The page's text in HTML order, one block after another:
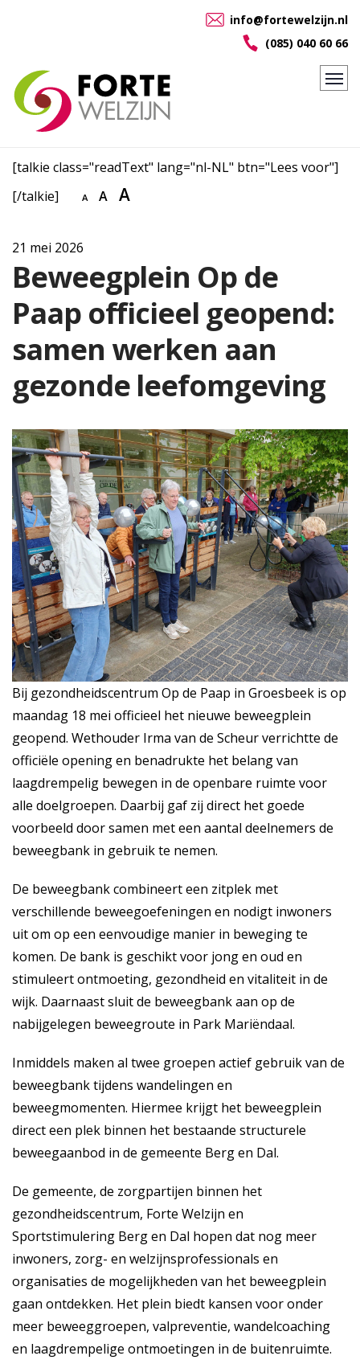
info@fortewelzijn.nl
(085) 040 60 66
[talkie class="readText" lang="nl-NL" btn="Lees voor"]
[/talkie]
A A A
21 mei 2026
Beweegplein Op de
Paap officieel geopend:
samen werken aan
gezonde leefomgeving
Bij gezondheidscentrum Op de Paap in Groesbeek is op
maandag 18 mei officieel het nieuwe beweegplein
geopend. Wethouder Irma van de Scheur verrichtte de
officiële opening en benadrukte het belang van
laagdrempelig bewegen in de openbare ruimte voor
alle doelgroepen. Daarbij gaf zij direct het goede
voorbeeld door samen met een aantal deelnemers de
beweegbank in gebruik te nemen.
De beweegbank combineert een zitplek met
verschillende beweegoefeningen en nodigt inwoners
uit om op een eenvoudige manier in beweging te
komen. De bank is geschikt voor jong en oud en
stimuleert ontmoeting, gezondheid en vitaliteit in de
wijk. Daarnaast sluit de beweegbank aan op de
nabijgelegen beweegroute in Park Mariëndaal.
Inmiddels maken al twee groepen actief gebruik van de
beweegbank tijdens wandelingen en
beweegmomenten. Hiermee krijgt het beweegplein
direct een plek binnen het bestaande structurele
beweegaanbod in de gemeente Berg en Dal.
De gemeente, de zorgpartijen binnen het
gezondheidscentrum, Forte Welzijn en
Sportstimulering Berg en Dal hopen dat nog meer
inwoners, zorg- en welzijnsprofessionals en
organisaties de mogelijkheden van het beweegplein
gaan ontdekken. Het plein biedt kansen voor onder
meer beweeggroepen, valpreventie, wandelcoaching
en laagdrempelige ontmoetingen in de buitenruimte.